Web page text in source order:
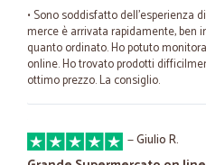
• Sono soddisfatto dell'esperienza
merce è arrivata rapidamente, ben
quanto ordinato. Ho potuto
online. Ho trovato prodotti
ottimo prezzo. La consiglio.
—Giulio R.